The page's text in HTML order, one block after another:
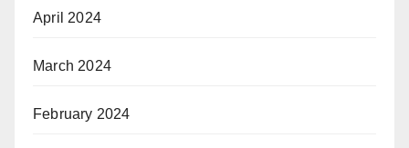
April 2024
March 2024
February 2024